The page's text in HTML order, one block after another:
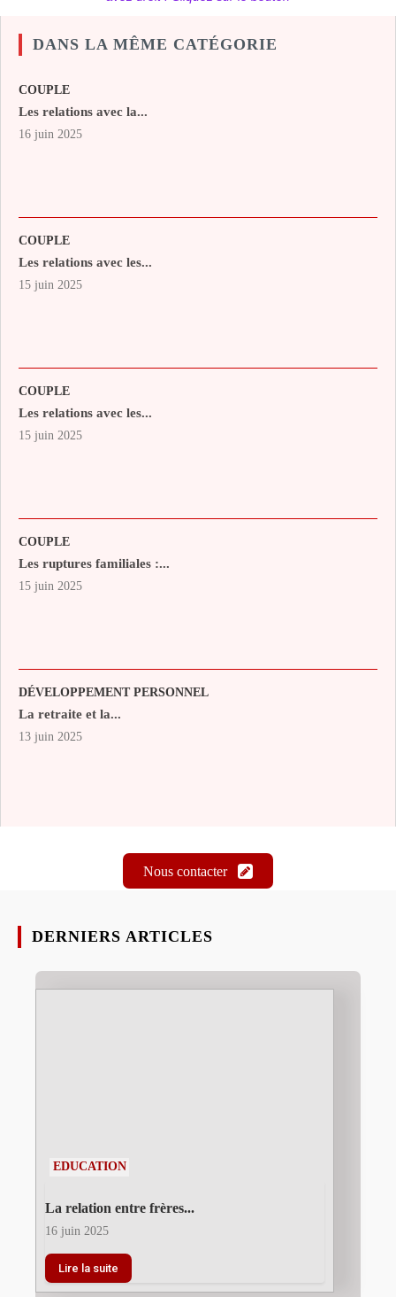
DANS LA MÊME CATÉGORIE
COUPLE
Les relations avec la...
16 juin 2025
COUPLE
Les relations avec les...
15 juin 2025
COUPLE
Les relations avec les...
15 juin 2025
COUPLE
Les ruptures familiales :...
15 juin 2025
DÉVELOPPEMENT PERSONNEL
La retraite et la...
13 juin 2025
Nous contacter
DERNIERS ARTICLES
EDUCATION
La relation entre frères...
16 juin 2025
Lire la suite